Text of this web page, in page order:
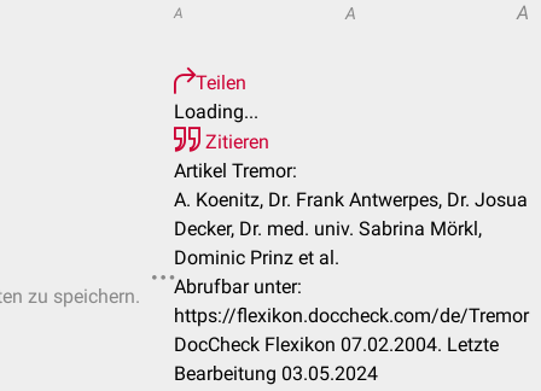
zu speichern.
A A A
Teilen
Loading...
Zitieren
Artikel Tremor:
A. Koenitz, Dr. Frank Antwerpes, Dr. Josua
Decker, Dr. med. univ. Sabrina Mörkl,
Dominic Prinz et al.
Abrufbar unter:
https://flexikon.doccheck.com/de/Tremor
DocCheck Flexikon 07.02.2004. Letzte
Bearbeitung 03.05.2024